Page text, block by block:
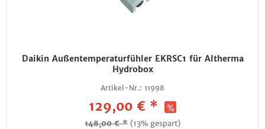
Daikin Außentemperaturfühler EKRSC1 für Altherma
Hydrobox
Artikel-Nr.: 11998
129,00 € *
148,00 € * (13% gespart)